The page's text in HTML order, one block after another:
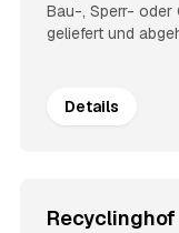
Bau-, Sperr-
geliefert und
Details
Recyclinghof